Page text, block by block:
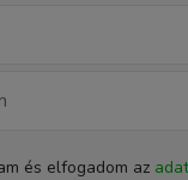
és elfogadom az